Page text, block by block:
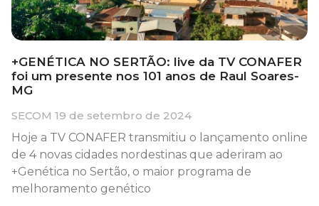
+GENÉTICA NO SERTÃO: live da TV CONAFER
foi um presente nos 101 anos de Raul Soares-
MG
SECOM 19 de setembro de 2024
Hoje a TV CONAFER transmitiu o lançamento online
de 4 novas cidades nordestinas que aderiram ao
+Genética no Sertão, o maior programa de
melhoramento genético